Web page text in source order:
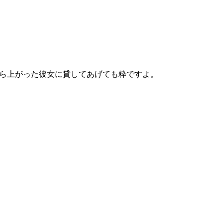
がった彼女に貸してあげても粋ですよ。